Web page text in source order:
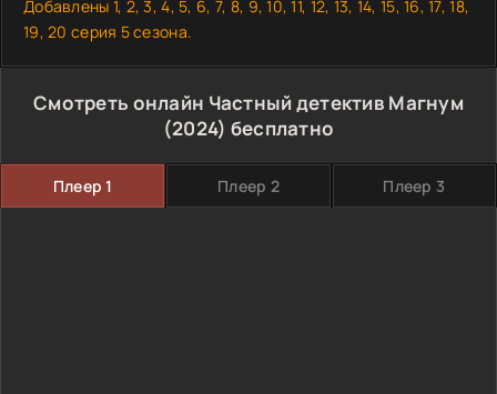
Добавлены 1, 2, 3, 4, 5, 6, 7, 8, 9, 10, 11, 12, 13, 14, 15, 16, 17, 18,
19, 20 серия 5 сезона.
Смотреть онлайн Частный детектив Магнум
(2024) бесплатно
Плеер 1 Плеер 2 Плеер 3